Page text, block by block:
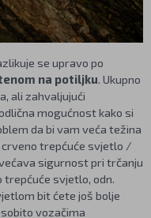
se upravo po
na potiljku. Ukupno
ali zahvaljujući
mogućnost kako si
da bi vam veća težina
crveno trepćuće svjetlo /
sigurnost pri trčanju
svjetlo, odn.
bit ćete još bolje
vozačima